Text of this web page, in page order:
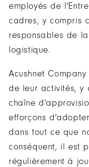
employés de
cadres, y compris
responsables de
logistique.
Acushnet
de leur activités, y
chaîne
efforçons
dans tout ce que
conséquent, il est
régulièrement à